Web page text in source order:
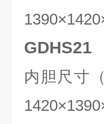
GDHS21
内胆尺寸
1420×139